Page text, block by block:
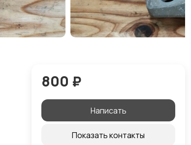
800 ₽
Написать
Показать контакты